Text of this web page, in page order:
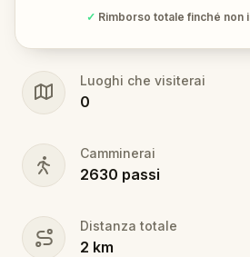
✓ Rimborso totale finché non
Luoghi che visiterai
0
Camminerai
2630 passi
Distanza totale
2 km